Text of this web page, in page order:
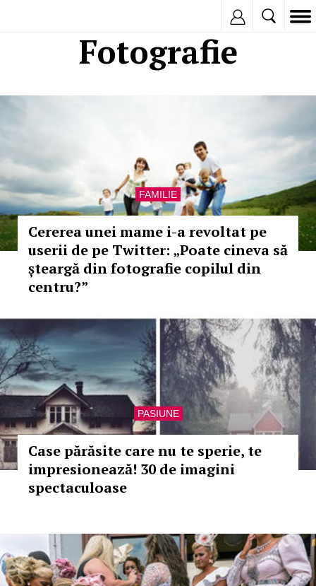
Fotografie
FAMILIE
Cererea unei mame i-a revoltat pe
userii de pe Twitter: „Poate cineva să
șteargă din fotografie copilul din
centru?”
PASIUNE
Case părăsite care nu te sperie, te
impresionează! 30 de imagini
spectaculoase